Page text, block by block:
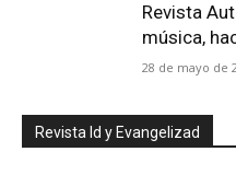
Revista
música,
28 de mayo de
Revista Id y Evangelizad